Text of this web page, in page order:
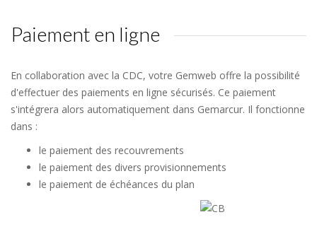
Paiement en ligne
En collaboration avec la CDC, votre Gemweb offre la possibilité
d'effectuer des paiements en ligne sécurisés. Ce paiement
s'intégrera alors automatiquement dans Gemarcur. Il fonctionne
dans :
le paiement des recouvrements
le paiement des divers provisionnements
le paiement de échéances du plan